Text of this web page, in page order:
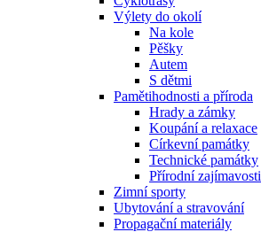
Výlety do okolí
Na kole
Pěšky
Autem
S dětmi
Pamětihodnosti a příroda
Hrady a zámky
Koupání a relaxace
Církevní památky
Technické památky
Přírodní zajímavosti
Zimní sporty
Ubytování a stravování
Propagační materiály